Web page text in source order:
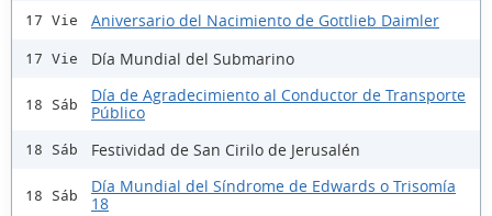
17 Vie Aniversario del Nacimiento de Gottlieb Daimler
17 Vie Día Mundial del Submarino
18 Sáb
Día de Agradecimiento al Conductor de Transporte
Público
18 Sáb Festividad de San Cirilo de Jerusalén
18 Sáb
Día Mundial del Síndrome de Edwards o Trisomía
18